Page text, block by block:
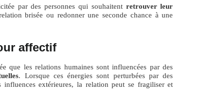
par des personnes qui souhaitent retrouver leur
brisée ou redonner une seconde chance à une
affectif
que les relations humaines sont influencées par des
. Lorsque ces énergies sont perturbées par des
influences extérieures, la relation peut se fragiliser et